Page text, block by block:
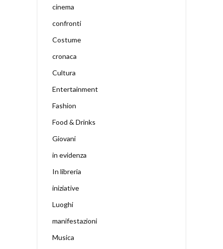
cinema
confronti
Costume
cronaca
Cultura
Entertainment
Fashion
Food & Drinks
Giovani
in evidenza
In libreria
iniziative
Luoghi
manifestazioni
Musica